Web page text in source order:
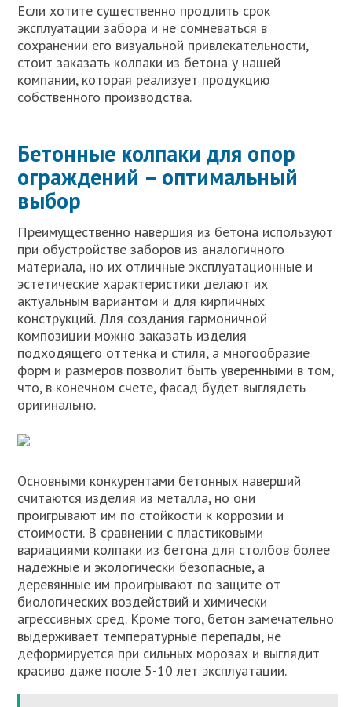
Если хотите существенно продлить срок
эксплуатации забора и не сомневаться в
сохранении его визуальной привлекательности,
стоит заказать колпаки из бетона у нашей
компании, которая реализует продукцию
собственного производства.
Бетонные колпаки для опор
ограждений – оптимальный
выбор
Преимущественно навершия из бетона используют
при обустройстве заборов из аналогичного
материала, но их отличные эксплуатационные и
эстетические характеристики делают их
актуальным вариантом и для кирпичных
конструкций. Для создания гармоничной
композиции можно заказать изделия
подходящего оттенка и стиля, а многообразие
форм и размеров позволит быть уверенными в том,
что, в конечном счете, фасад будет выглядеть
оригинально.
Основными конкурентами бетонных наверший
считаются изделия из металла, но они
проигрывают им по стойкости к коррозии и
стоимости. В сравнении с пластиковыми
вариациями колпаки из бетона для столбов более
надежные и экологически безопасные, а
деревянные им проигрывают по защите от
биологических воздействий и химически
агрессивных сред. Кроме того, бетон замечательно
выдерживает температурные перепады, не
деформируется при сильных морозах и выглядит
красиво даже после 5-10 лет эксплуатации.